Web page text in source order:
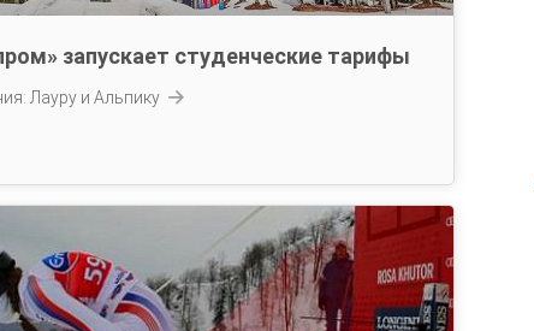
запускает студенческие тарифы
Лауру и Альпику